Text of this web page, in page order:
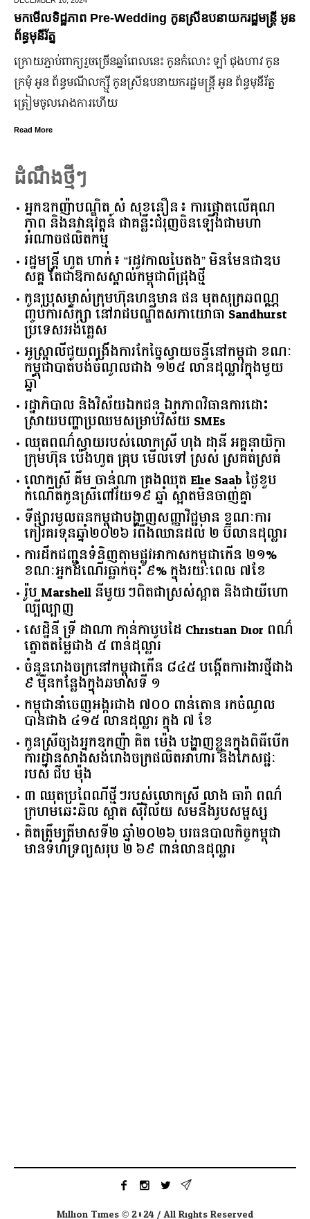
មកដឹងប្រាក់ចំណេញសុទ្ធរបស់ក្រុមហ៊ុន Ford ពីឆ្នាំ២០១០ ដល់
ឆ្នាំ២០២៤
ក្រុមហ៊ុន Ford Motor ទទួលប្រាក់ចំណេញសរុបប្រចាំឆ្នាំមានការកើន
ឡើង បើទោះបីវិបត្តិសេដ្ឋកិច្ចពិភពលោកមិនទាន់មានស្ថានភាពល្អ
ប្រសើរ។
Read More
ដំណឹងថ្មីៗ
អ្នកឧកញ៉ាបណ្ឌិត សំ សុខនឿន៖ ការផ្តោតលើគុណ
ភាព និងនវានុវត្តន៍ ជាគន្លឹះជំរុញចិនឡើងជាមហា
អំណាចផលិតកម្ម
រដ្ឋមន្ត្រី ហួត ហាក់៖ “រដូវកាលបៃតង” មិនមែនជាឧប
សគ្គ តែជាឱកាសស្គាល់កម្ពុជាពីជ្រុងថ្មី
កូនប្រុសម្ចាស់ក្រុមហ៊ុនហនុមាន ផន មុតសុក្រឆពណ្ណ
ញ្ចប់ការសិក្សា នៅរាជបណ្ឌិតសភាយោធា Sandhurst
ប្រទេសអង់គ្លេស
អូស្ត្រាលី​ជួយ​ពង្រឹង​ការ​កែច្នៃ​ស្វាយចន្ទី​នៅ​កម្ពុជា​ ​ខណៈ​
កម្ពុជា​បាត់បង់​ចំណូល​ជាង​ ​១២៥​ ​លាន​ដុល្លារ​ក្នុង​មួយ​
ឆ្នាំ​
រដ្ឋាភិបាល​ ​និង​វិស័យ​ឯកជន ​ឯកភាព​វិធានការ​ដោះ
ស្រាយ​បញ្ហា​ប្រឈម​​សម្រាប់​វិស័យ​ ​SMEs​
ឈុតពណ៌ស្វាយរបស់លោកស្រី ហុង ដានី អគ្គ​នាយិកា​
ក្រុមហ៊ុន ប៉េងហួត គ្រុប មើលទៅ ស្រស់ ស្រគត់ស្រគំ
លោកស្រី គឹម ចាន់ណា គ្រងឈុត Elie Saab ថ្ងៃខួប
កំណើតកូនស្រីពៅវ័យ១៩ ឆ្នាំ ស្អាតមិនចាញ់គ្នា
ទីផ្សារ​មូលធន​កម្ពុជា​បង្ហាញ​សញ្ញា​វិជ្ជមាន​ ​ខណៈ​ការ​
កៀរគរ​ទុន​ឆ្នាំ​២០២៦​ ​រំពឹង​ឈានដល់​ ​២​ ​ប៊ីលាន​ដុល្លារ​
ការដឹកជញ្ជូនទំនិញតាមផ្លូវអាកាសកម្ពុជាកើន ២១%
ខណៈអ្នកដំណើរធ្លាក់ចុះ ៩% ក្នុងរយៈពេល ៧ខែ
រ៉ូប Marshell នីមួយៗពិតជាស្រស់ស្អាត និងជាយីហោ
ល្បីល្បាញ
សេដ្ឋិនី ទ្រី ដាណា កាន់កាបូបដៃ Christian Dior ពណ៌
ត្នោតតម្លៃជាង ៥ ពាន់ដុល្លារ
ចំនួន​រោងចក្រ​នៅ​កម្ពុជា​កើន​ ​៨៤៥​ ​បង្កើត​ការងារ​ថ្មី​ជាង​
​៩​ ​ម៉ឺន​កន្លែង​ក្នុង​ឆមាស​ទី ​១​
កម្ពុជានាំចេញអង្ករជាង ៧០០ ពាន់តោន រកចំណូល
បានជាង ៤១៥ លានដុល្លារ ក្នុង ៧ ខែ
កូនស្រីច្បងអ្នកឧកញ៉ា គិត ម៉េង បង្ហាញខ្លួនក្នុងពិធីបើក
ការដ្ឋានសាងសង់រោងចក្រផលិតអាហារ និងភេសជ្ជៈ
របស់ ជីប ម៉ុង
៣ ឈុតប្រពៃណីថ្មីៗរបស់លោកស្រី លាង ធារ៉ា ពណ៌
ក្រហមឆេះឆិល ស្អាត ​ស៊ីវិល័យ សមនឹងរូបសម្ផស្ស
គិត​ត្រឹមត្រីមាស​ទី​២​ ​ឆ្នាំ​២០២៦​ បរធន​បាលកិច្ច​កម្ពុជា​ ​
មាន​ទំហំ​ទ្រព្យ​សរុប​ ​២.៦៩​ ​ពាន់លាន​ដុល្លារ​
Million Times © 2024 / All Rights Reserved